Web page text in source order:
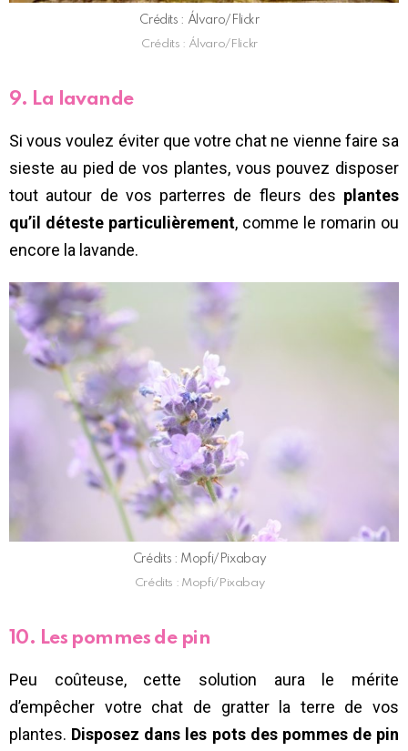
Crédits : Álvaro/Flickr
Crédits : Álvaro/Flickr
9. La lavande
Si vous voulez éviter que votre chat ne vienne faire sa
sieste au pied de vos plantes, vous pouvez disposer
tout autour de vos parterres de fleurs des plantes
qu’il déteste particulièrement, comme le romarin ou
encore la lavande.
Crédits : Mopfi/Pixabay
Crédits : Mopfi/Pixabay
10. Les pommes de pin
Peu coûteuse, cette solution aura le mérite
d’empêcher votre chat de gratter la terre de vos
plantes. Disposez dans les pots des pommes de pin